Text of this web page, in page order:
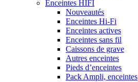
Enceintes HIFI
Nouveautés
Enceintes Hi-Fi
Enceintes actives
Enceintes sans fil
Caissons de grave
Autres enceintes
Pieds d’enceintes
Pack Ampli, enceintes